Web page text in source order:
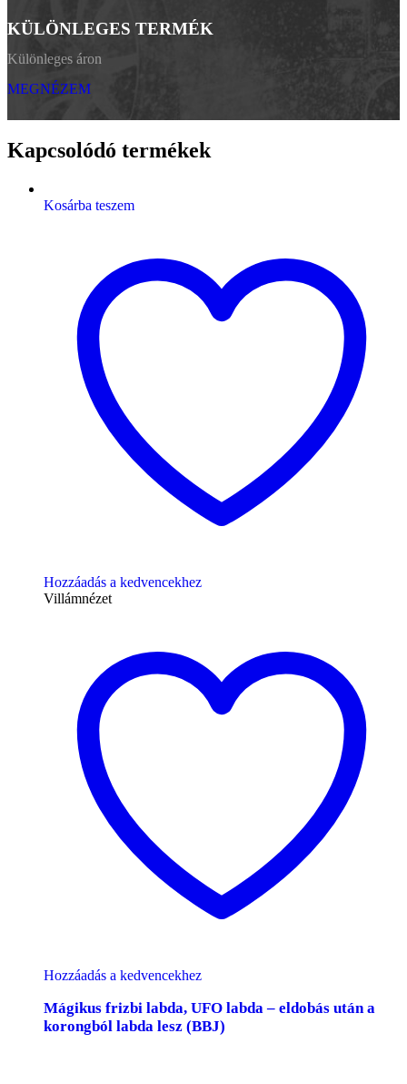
KÜLÖNLEGES TERMÉK
Különleges áron
MEGNÉZEM
Kapcsolódó termékek
Kosárba teszem
Hozzáadás a kedvencekhez
Villámnézet
Hozzáadás a kedvencekhez
Mágikus frizbi labda, UFO labda – eldobás után a
korongból labda lesz (BBJ)